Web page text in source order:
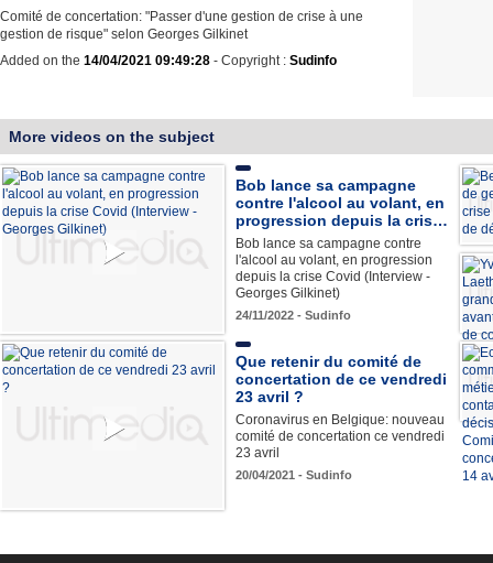
Comité de concertation: "Passer d'une gestion de crise à une
gestion de risque" selon Georges Gilkinet
Added on the 14/04/2021 09:49:28 - Copyright : Sudinfo
More videos on the subject
Bob lance sa campagne
contre l'alcool au volant, en
progression depuis la cris…
Bob lance sa campagne contre
l'alcool au volant, en progression
depuis la crise Covid (Interview -
Georges Gilkinet)
24/11/2022 - Sudinfo
Que retenir du comité de
concertation de ce vendredi
23 avril ?
Coronavirus en Belgique: nouveau
comité de concertation ce vendredi
23 avril
20/04/2021 - Sudinfo